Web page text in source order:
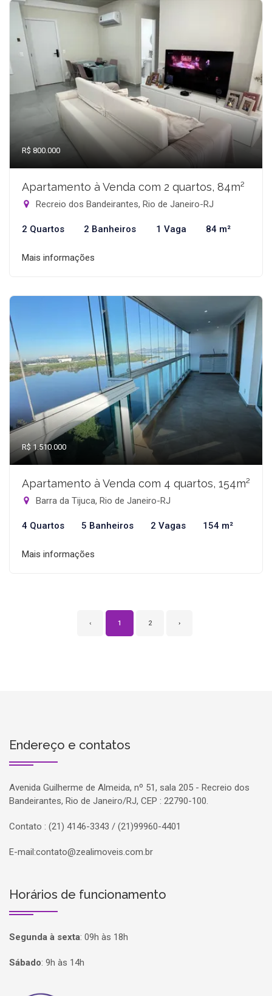
R$ 800.000
Apartamento à Venda com 2 quartos, 84m²
Recreio dos Bandeirantes, Rio de Janeiro-RJ
2 Quartos 2 Banheiros 1 Vaga 84 m²
Mais informações
R$ 1.510.000
Apartamento à Venda com 4 quartos, 154m²
Barra da Tijuca, Rio de Janeiro-RJ
4 Quartos 5 Banheiros 2 Vagas 154 m²
Mais informações
‹ 1 2 ›
Endereço e contatos
Avenida Guilherme de Almeida, nº 51, sala 205 - Recreio dos
Bandeirantes, Rio de Janeiro/RJ, CEP : 22790-100.
Contato : (21) 4146-3343 / (21)99960-4401
E-mail:contato@zealimoveis.com.br
Horários de funcionamento
Segunda à sexta: 09h às 18h
Sábado: 9h às 14h